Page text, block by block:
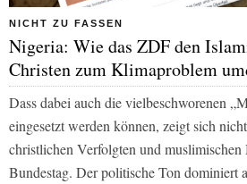
NICHT ZU FASSEN
Nigeria: Wie das ZDF den
Christen zum Klimaproblem
Dass dabei auch die vielbeschworenen
eingesetzt werden können, zeigt sich
christlichen Verfolgten und
Bundestag. Der politische Ton dominiert